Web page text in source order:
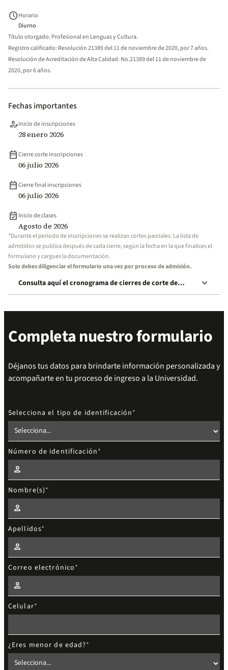
scheduleHorario
Diurno
Título otorgado: Profesional en Lenguas y Cultura.
Registro calificado: Resolución 21389 del 11 de noviembre de 2020, por 7 años.
Resolución de Acreditación de Alta Calidad: No.21389 del 11 de noviembre de
2020, por 6 años.
Fechas importantes
person_editInicio de inscripciones
28 enero 2026
date_rangeCierre corte inscripciones
06 julio 2026
date_rangeCierre final inscripciones
06 julio 2026
event_available Inicio de clases
Agosto de 2026
*Durante el periodo de inscripciones se realizan cortes parciales. La lista de
admitidos se publica después de cada cierre, según la fecha en la que finalices el
formulario y cargues la documentación.
Solo debes diligenciar el formulario una vez por proceso de admisión.
Consulta aquí el cronograma de cierres de corte de
inscripción
keyboard_arrow_down
Completa nuestro formulario
Déjanos tus datos para brindarte información personalizada y
acompañarte en tu proceso de ingreso a la Universidad.
Selecciona el tipo de identificación
Número de identificación
Nombre(s)
Apellidos
Correo electrónico
Celular
¿Eres menor de edad?